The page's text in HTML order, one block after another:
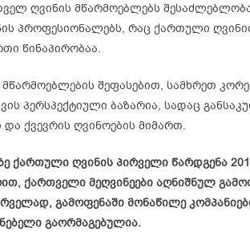
ღვინის მწარმოებლებს
პროფესიონალებს, რაც ქართული
წინაპირობაა.
შეფასებით, სამხრეთ
პერსპექტიული ბაზარია, სადაც
ქვევრის ღვინოების მიმართ.
ზე ქართული ღვინის პირველი წარდგენა
ქართველი მეღვინეები აღნიშნულ
გამოფენაში მონაწილე
გაორმაგებულია.